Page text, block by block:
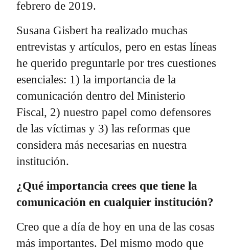
febrero de 2019.
Susana Gisbert ha realizado muchas
entrevistas y artículos, pero en estas líneas
he querido preguntarle por tres cuestiones
esenciales: 1) la importancia de la
comunicación dentro del Ministerio
Fiscal, 2) nuestro papel como defensores
de las víctimas y 3) las reformas que
considera más necesarias en nuestra
institución.
¿Qué importancia crees que tiene la
comunicación en cualquier institución?
Creo que a día de hoy en una de las cosas
más importantes. Del mismo modo que